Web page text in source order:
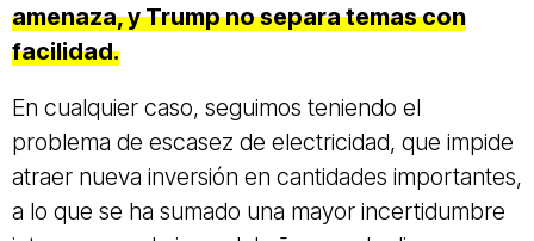
amenaza, y Trump no separa temas con
facilidad.
En cualquier caso, seguimos teniendo el
problema de escasez de electricidad, que impide
atraer nueva inversión en cantidades importantes,
a lo que se ha sumado una mayor incertidumbre